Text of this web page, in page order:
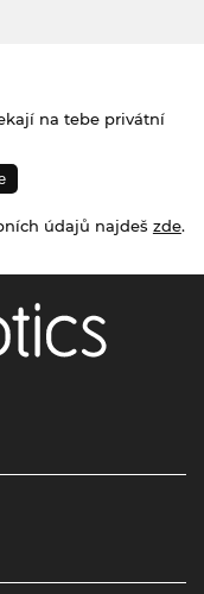
na tebe privátní
údajů najdeš zde.